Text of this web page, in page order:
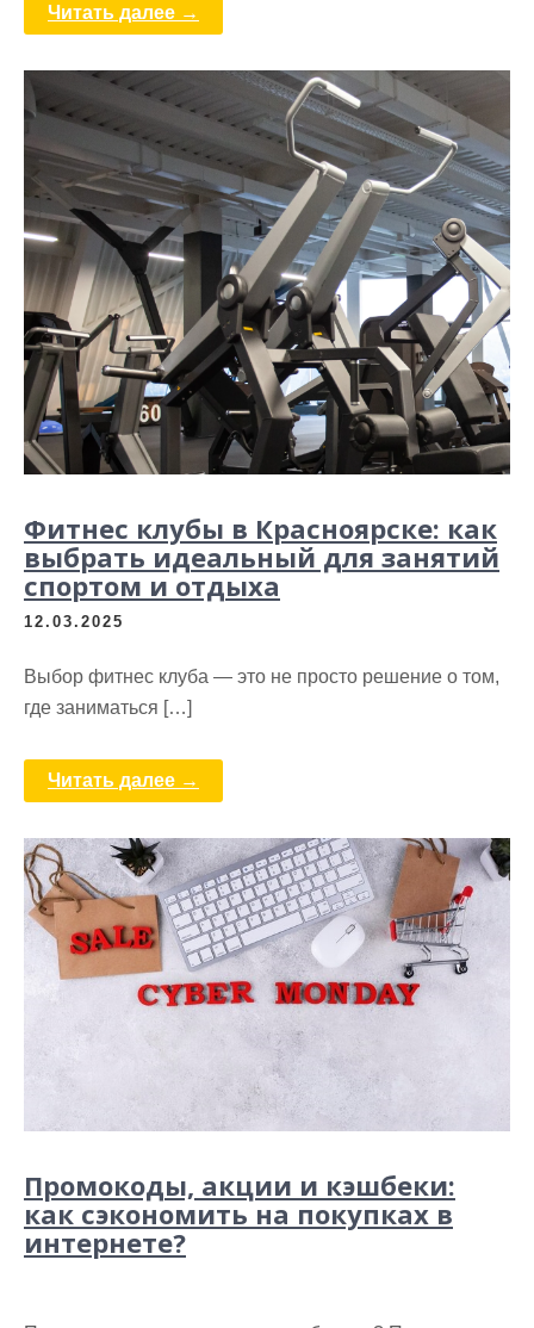
Читать далее →
Фитнес клубы в Красноярске: как
выбрать идеальный для занятий
спортом и отдыха
12.03.2025
Выбор фитнес клуба — это не просто решение о том,
где заниматься […]
Читать далее →
Промокоды, акции и кэшбеки:
как сэкономить на покупках в
интернете?